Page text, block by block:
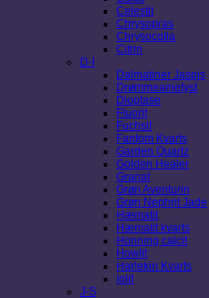
Celestit
Chrysopras
Chrysocolla
Citrin
D-I
Dalmatiner Jaspis
Drømmeametyst
Dioptase
Fluorit
Fuchsit
Fantom Kvarts
Garden Quartz
Golden Healer
Granat
Grøn Aventurin
Grøn Nephrit Jade
Hæmatit
Hæmatit kvarts
Honning calcit
Howlit
Harlekin Kvarts
Iolit
J-S